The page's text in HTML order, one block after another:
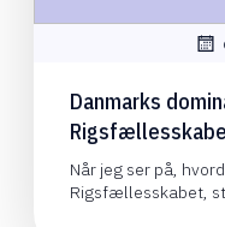
Danmarks
Når jeg ser på,
Rigsfællesskabet,